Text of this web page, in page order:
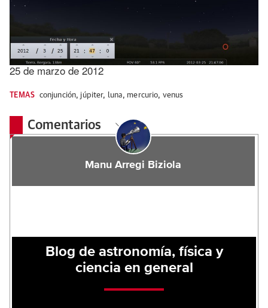
25 de marzo de 2012
TEMAS conjunción, júpiter, luna, mercurio, venus
Comentarios
Manu Arregi Biziola
Blog de astronomía, física y
ciencia en general